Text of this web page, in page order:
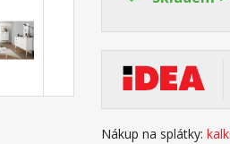
Nákup na splátky: